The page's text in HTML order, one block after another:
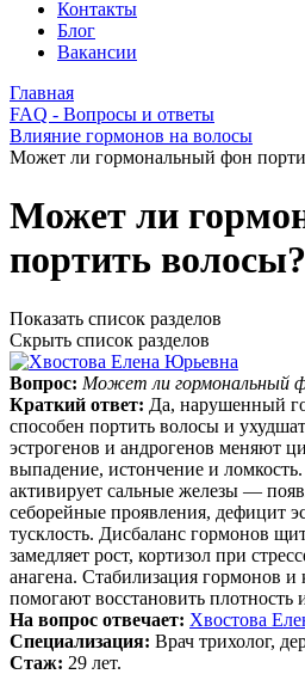
Контакты
Блог
Вакансии
Главная
FAQ - Вопросы и ответы
Влияние гормонов на волосы
Может ли гормональный фон
Может ли
портить волосы?
Показать список разделов
Скрыть список разделов
Вопрос: Может ли гормональный
Краткий ответ: Да, нарушенный
способен портить волосы и
эстрогенов и андрогенов меняют
выпадение, истончение и
активирует сальные железы —
себорейные проявления, дефицит
тусклость. Дисбаланс гормонов
замедляет рост, кортизол при
анагена. Стабилизация гормонов и
помогают восстановить плотность
На вопрос отвечает: Хвостова
Специализация: Врач трихолог,
Стаж: 29 лет.